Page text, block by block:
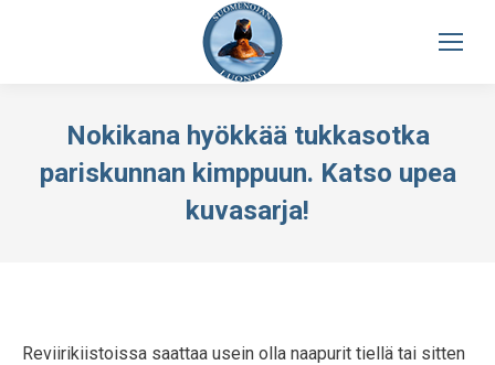
Nokikana hyökkää tukkasotka
pariskunnan kimppuun. Katso upea
kuvasarja!
Reviirikiistoissa saattaa usein olla naapurit tiellä tai sitten